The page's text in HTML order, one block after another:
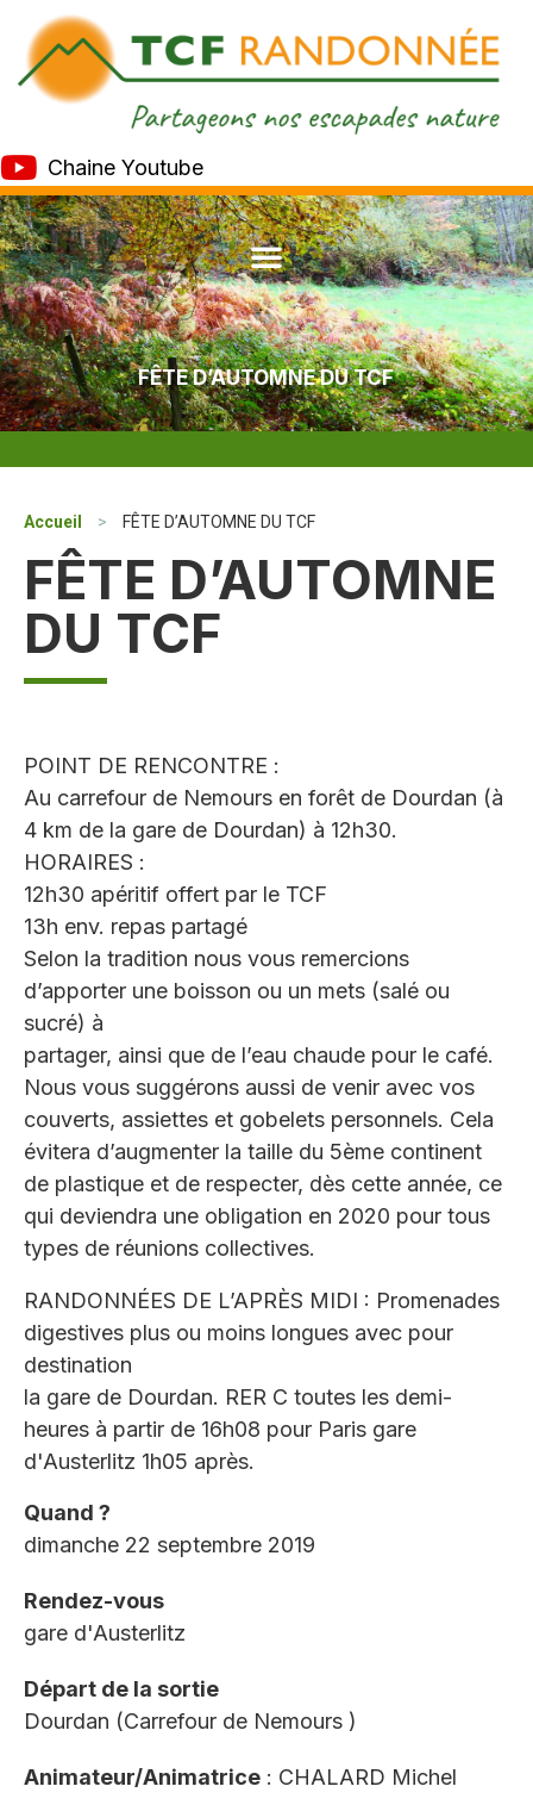
Chaine Youtube
FÊTE D’AUTOMNE DU TCF
Accueil > FÊTE D’AUTOMNE DU TCF
FÊTE D’AUTOMNE
DU TCF
POINT DE RENCONTRE :
Au carrefour de Nemours en forêt de Dourdan (à
4 km de la gare de Dourdan) à 12h30.
HORAIRES :
12h30 apéritif offert par le TCF
13h env. repas partagé
Selon la tradition nous vous remercions
d’apporter une boisson ou un mets (salé ou
sucré) à
partager, ainsi que de l’eau chaude pour le café.
Nous vous suggérons aussi de venir avec vos
couverts, assiettes et gobelets personnels. Cela
évitera d’augmenter la taille du 5ème continent
de plastique et de respecter, dès cette année, ce
qui deviendra une obligation en 2020 pour tous
types de réunions collectives.
RANDONNÉES DE L’APRÈS MIDI : Promenades
digestives plus ou moins longues avec pour
destination
la gare de Dourdan. RER C toutes les demi-
heures à partir de 16h08 pour Paris gare
d'Austerlitz 1h05 après.
Quand ?
dimanche 22 septembre 2019
Rendez-vous
gare d'Austerlitz
Départ de la sortie
Dourdan (Carrefour de Nemours )
Animateur/Animatrice : CHALARD Michel